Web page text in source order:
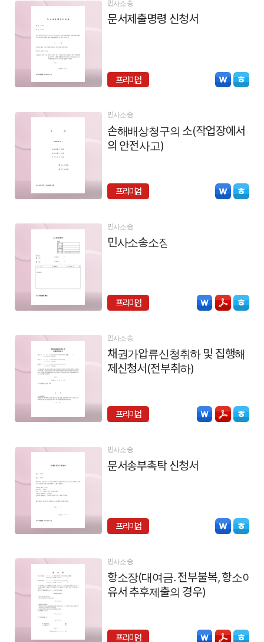
민사소송
문서제출명령 신청서
프리미엄
민사소송
손해배상청구의 소(작업장에서
의 안전사고)
프리미엄
민사소송
민사소송소장
프리미엄
민사소송
채권가압류신청취하 및 집행해
제신청서(전부취하)
프리미엄
민사소송
문서송부촉탁 신청서
프리미엄
민사소송
항소장(대여금. 전부불복, 항소이
유서 추후제출의 경우)
프리미엄